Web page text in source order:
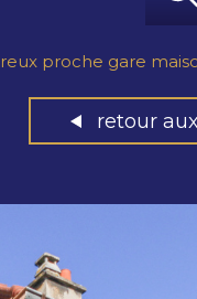
proche gare
retour